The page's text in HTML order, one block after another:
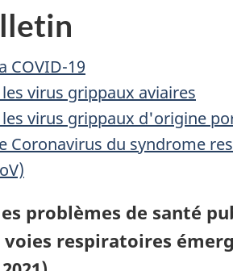
COVID-19
virus grippaux aviaires
virus grippaux d'origine
Coronavirus du syndrome
problèmes de santé
voies respiratoires